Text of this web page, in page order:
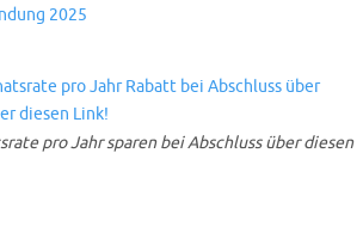
2025
pro Jahr sparen bei Abschluss über diesen